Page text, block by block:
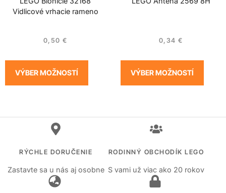
Vidlicové vrhacie rameno
0,50 €
VÝBER MOŽNOSTÍ
0,34 €
VÝBER MOŽNOSTÍ
RÝCHLE DORUČENIE
Zastavte sa u nás aj osobne
RODINNÝ OBCHODÍK LEGO
S vami už viac ako 20 rokov